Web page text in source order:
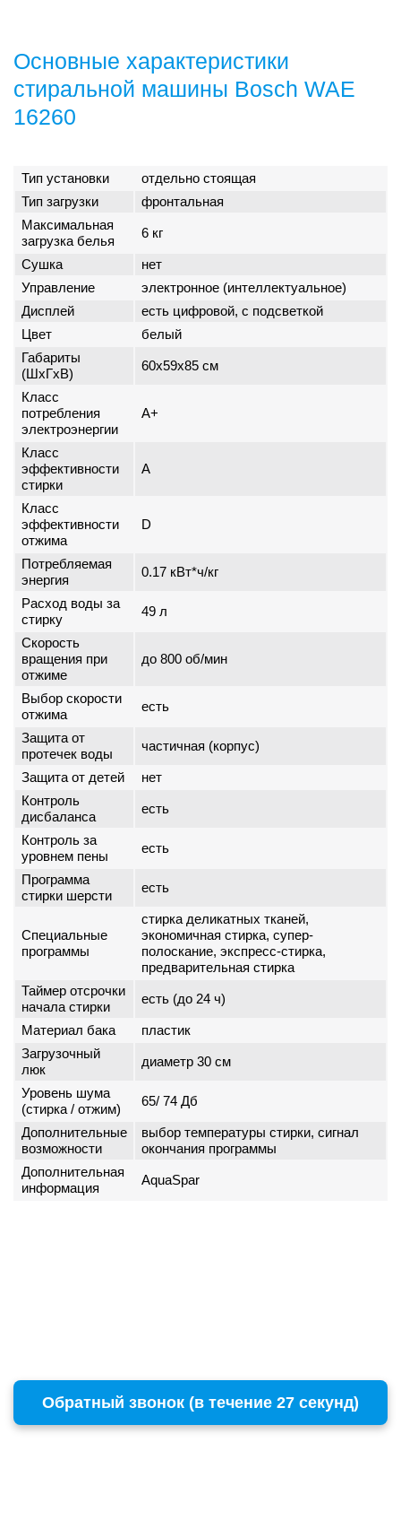
Основные характеристики
стиральной машины Bosch WAE
16260
Тип установки
отдельно стоящая
Тип загрузки
фронтальная
Максимальная
загрузка белья
6 кг
Сушка
нет
Управление
электронное (интеллектуальное)
Дисплей
есть цифровой, с подсветкой
Цвет
белый
Габариты
(ШxГxВ)
60x59x85 см
Класс
потребления
электроэнергии
A+
Класс
эффективности
стирки
A
Класс
эффективности
отжима
D
Потребляемая
энергия
0.17 кВт*ч/кг
Расход воды за
стирку
49 л
Скорость
вращения при
отжиме
до 800 об/мин
Выбор скорости
отжима
есть
Защита от
протечек воды
частичная (корпус)
Защита от детей
нет
Контроль
дисбаланса
есть
Контроль за
уровнем пены
есть
Программа
стирки шерсти
есть
Специальные
программы
стирка деликатных тканей,
экономичная стирка, супер-
полоскание, экспресс-стирка,
предварительная стирка
Таймер отсрочки
начала стирки
есть (до 24 ч)
Материал бака
пластик
Загрузочный
люк
диаметр 30 см
Уровень шума
(стирка / отжим)
65/ 74 Дб
Дополнительные
возможности
выбор температуры стирки, сигнал
окончания программы
Дополнительная
информация
AquaSpar
Обратный звонок (в течение 27 секунд)